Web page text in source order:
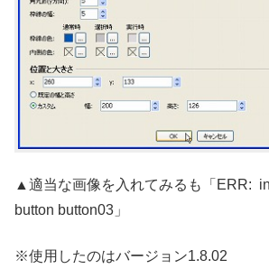
▲適当な画像を入れてみるも「ERR:
button button03」
※使用したのはバージョン1.8.02